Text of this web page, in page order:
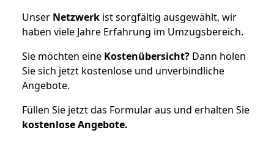
Unser Netzwerk ist sorgfältig ausgewählt, wir
haben viele Jahre Erfahrung im Umzugsbereich.
Sie möchten eine Kostenübersicht? Dann holen
Sie sich jetzt kostenlose und unverbindliche
Angebote.
Füllen Sie jetzt das Formular aus und erhalten Sie
kostenloseAngebote.